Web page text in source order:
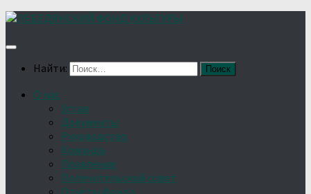
Найти:
О нас
Устав
Документы
Руководство
Команда
Правление
Попечительский совет
Отчёты фонда